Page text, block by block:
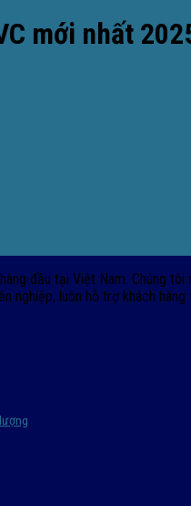
mới nhất
đầu tại Việt Nam. Chúng
nghiệp, luôn hỗ trợ khách